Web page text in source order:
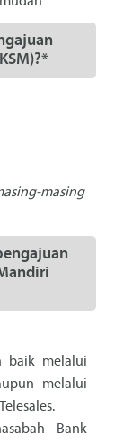
masing
baik melalui
melalui
Bank